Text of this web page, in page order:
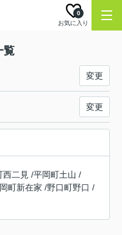
お気に入り
0
覧
変更
変更
西二見 /平岡町土山 /
町新在家 /野口町野口 /